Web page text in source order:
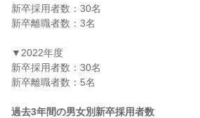
新卒採用者数：30名
新卒離職者数：3名
▼2022年度
新卒採用者数：30名
新卒離職者数：5名
過去3年間の男女別新卒採用者数